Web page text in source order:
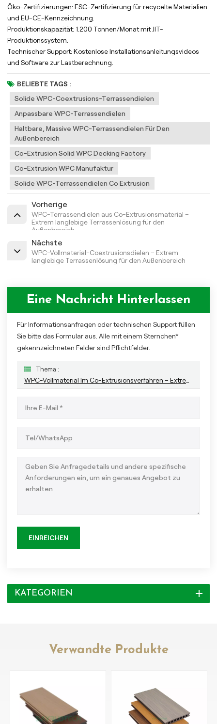
Öko-Zertifizierungen: FSC-Zertifizierung für recycelte Materialien
und EU-CE-Kennzeichnung.
Produktionskapazität: 1.200 Tonnen/Monat mit JIT-
Produktionssystem.
Technischer Support: Kostenlose Installationsanleitungsvideos
und Software zur Lastberechnung.
BELIEBTE TAGS :
Solide WPC-Coextrusions-Terrassendielen
Anpassbare WPC-Terrassendielen
Haltbare, Massive WPC-Terrassendielen Für Den
Außenbereich
Co-Extrusion Solid WPC Decking Factory
Co-Extrusion WPC Manufaktur
Solide WPC-Terrassendielen Co Extrusion
Vorherige
WPC-Terrassendielen aus Co-Extrusionsmaterial –
Extrem langlebige Terrassenlösung für den
Außenbereich
Nächste
WPC-Vollmaterial-Coextrusionsdielen – Extrem
langlebige Terrassenlösung für den Außenbereich
Eine Nachricht Hinterlassen
Für Informationsanfragen oder technischen Support füllen
Sie bitte das Formular aus. Alle mit einem Sternchen*
gekennzeichneten Felder sind Pflichtfelder.
Thema :
EINREICHEN
KATEGORIEN
Verwandte Produkte